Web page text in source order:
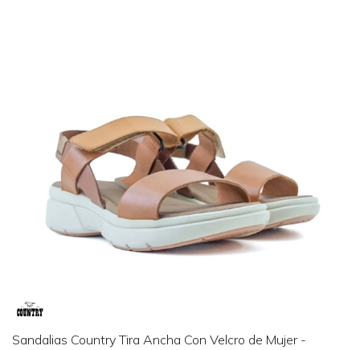
Sandalias Country Tira Ancha Con Velcro de Mujer -